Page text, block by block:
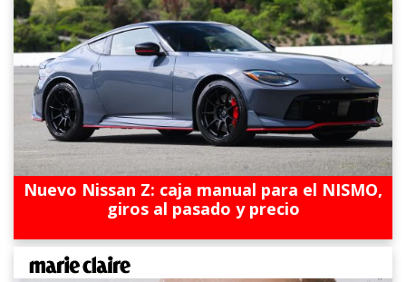
Nuevo Nissan Z: caja manual para el NISMO,
giros al pasado y precio